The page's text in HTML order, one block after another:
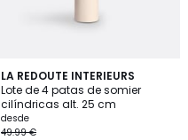
LA REDOUTE INTERIEURS
Lote de 4 patas de somier
cilíndricas alt. 25 cm
desde
49.99 €
4,5
/ 5
3
Colores